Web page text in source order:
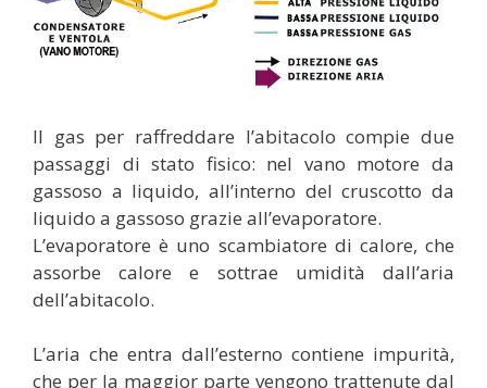
Il gas per raffreddare l’abitacolo compie due
passaggi di stato fisico: nel vano motore da
gassoso a liquido, all’interno del cruscotto da
liquido a gassoso grazie all’evaporatore.
L’evaporatore è uno scambiatore di calore, che
assorbe calore e sottrae umidità dall’aria
dell’abitacolo.
L’aria che entra dall’esterno contiene impurità,
che per la maggior parte vengono trattenute dal